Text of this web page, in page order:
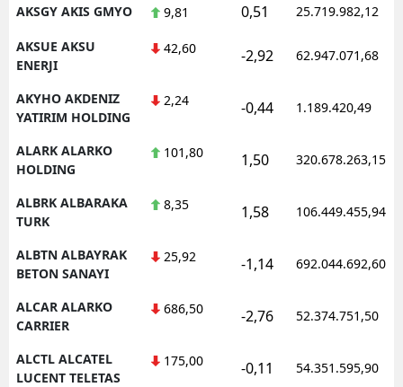
Sinop
Tokat
Şanlıurfa
Uşak
AKSGY AKIS GMYO 9,81 0,51 25.719.982,12
AKSUE AKSU
ENERJI
42,60 -2,92 62.947.071,68
AKYHO AKDENIZ
YATIRIM HOLDING
2,24 -0,44 1.189.420,49
ALARK ALARKO
HOLDING
101,80 1,50 320.678.263,15
ALBRK ALBARAKA
TURK
8,35 1,58 106.449.455,94
ALBTN ALBAYRAK
BETON SANAYI
25,92 -1,14 692.044.692,60
ALCAR ALARKO
CARRIER
686,50 -2,76 52.374.751,50
ALCTL ALCATEL
LUCENT TELETAS
175,00 -0,11 54.351.595,90